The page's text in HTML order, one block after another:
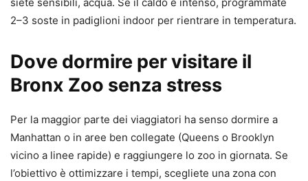
2–3 soste in padiglioni indoor per rientrare in temperatura.
Dove dormire per visitare il
Bronx Zoo senza stress
Per la maggior parte dei viaggiatori ha senso dormire a
Manhattan o in aree ben collegate (Queens o Brooklyn
vicino a linee rapide) e raggiungere lo zoo in giornata. Se
l’obiettivo è ottimizzare i tempi, scegliete una zona con